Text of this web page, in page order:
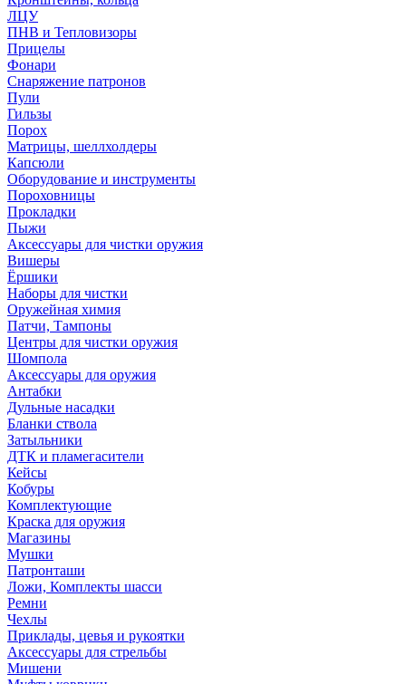
ЛЦУ
ПНВ и Тепловизоры
Прицелы
Фонари
Снаряжение патронов
Пули
Гильзы
Порох
Матрицы, шеллхолдеры
Капсюли
Оборудование и инструменты
Пороховницы
Прокладки
Пыжи
Аксессуары для чистки оружия
Вишеры
Ёршики
Наборы для чистки
Оружейная химия
Патчи, Тампоны
Центры для чистки оружия
Шомпола
Аксессуары для оружия
Антабки
Дульные насадки
Бланки ствола
Затыльники
ДТК и пламегасители
Кейсы
Кобуры
Комплектующие
Краска для оружия
Магазины
Мушки
Патронташи
Ложи, Комплекты шасси
Ремни
Чехлы
Приклады, цевья и рукоятки
Аксессуары для стрельбы
Мишени